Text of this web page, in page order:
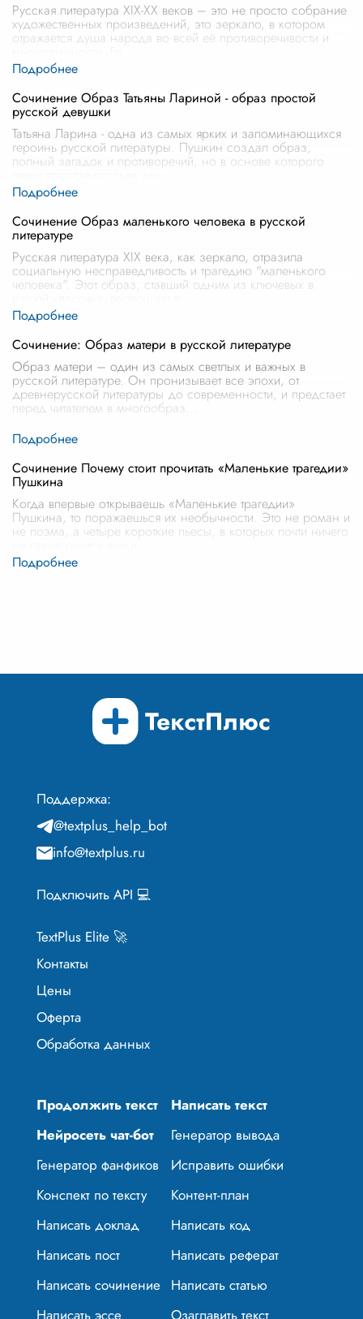
Русская литература XIX-XX веков – это не просто собрание
художественных произведений, это зеркало, в котором
отражается душа народа во всей её противоречивости и
Сочинение Образ Татьяны Лариной - образ простой
русской девушки
Татьяна Ларина - одна из самых ярких и запоминающихся
героинь русской литературы. Пушкин создал образ,
полный загадок и противоречий, но в основе которого
Сочинение Образ маленького человека в русской
литературе
Русская литература XIX века, как зеркало, отразила
социальную несправедливость и трагедию "маленького
человека". Этот образ, ставший одним из ключевых в
Сочинение: Образ матери в русской литературе
Образ матери – один из самых светлых и важных в
русской литературе. Он пронизывает все эпохи, от
древнерусской литературы до современности, и предстает
перед читателем в многообраз
Сочинение Почему стоит прочитать «Маленькие трагедии»
Пушкина
Когда впервые открываешь «Маленькие трагедии»
Пушкина, то поражаешься их необычности. Это не роман и
не поэма, а четыре короткие пьесы, в которых почти ничего
Поддержка:
@textplus_help_bot
info@textplus.ru
Подключить API 💻
TextPlus Elite 🚀
Контакты
Цены
Оферта
Обработка данных
Продолжить текст
Написать текст
Нейросеть чат-бот
Генератор вывода
Генератор фанфиков
Исправить ошибки
Конспект по тексту
Контент-план
Написать доклад
Написать код
Написать пост
Написать реферат
Написать сочинение Написать статью
Написать эссе
Озаглавить текст